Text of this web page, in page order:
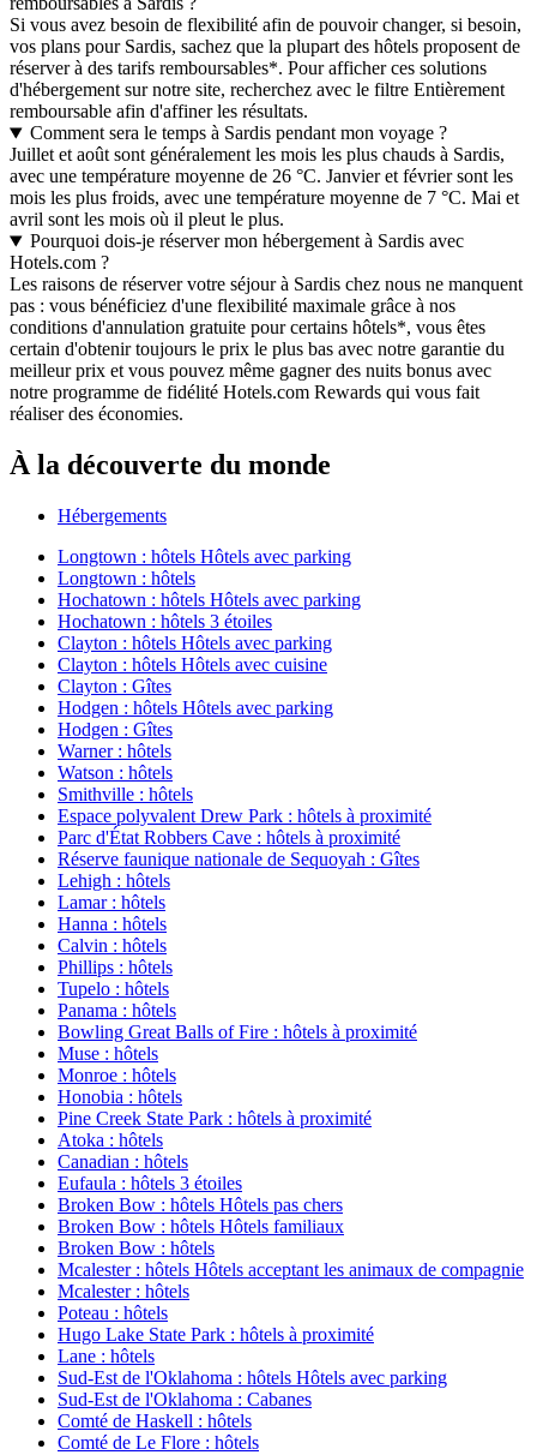
Si vous avez besoin de flexibilité afin de pouvoir changer, si besoin,
vos plans pour Sardis, sachez que la plupart des hôtels proposent de
réserver à des tarifs remboursables*. Pour afficher ces solutions
d'hébergement sur notre site, recherchez avec le filtre Entièrement
remboursable afin d'affiner les résultats.
Comment sera le temps à Sardis pendant mon voyage ?
Juillet et août sont généralement les mois les plus chauds à Sardis,
avec une température moyenne de 26 °C. Janvier et février sont les
mois les plus froids, avec une température moyenne de 7 °C. Mai et
avril sont les mois où il pleut le plus.
Pourquoi dois-je réserver mon hébergement à Sardis avec
Hotels.com ?
Les raisons de réserver votre séjour à Sardis chez nous ne manquent
pas : vous bénéficiez d'une flexibilité maximale grâce à nos
conditions d'annulation gratuite pour certains hôtels*, vous êtes
certain d'obtenir toujours le prix le plus bas avec notre garantie du
meilleur prix et vous pouvez même gagner des nuits bonus avec
notre programme de fidélité Hotels.com Rewards qui vous fait
réaliser des économies.
À la découverte du monde
Hébergements
Longtown : hôtels Hôtels avec parking
Longtown : hôtels
Hochatown : hôtels Hôtels avec parking
Hochatown : hôtels 3 étoiles
Clayton : hôtels Hôtels avec parking
Clayton : hôtels Hôtels avec cuisine
Clayton : Gîtes
Hodgen : hôtels Hôtels avec parking
Hodgen : Gîtes
Warner : hôtels
Watson : hôtels
Smithville : hôtels
Espace polyvalent Drew Park : hôtels à proximité
Parc d'État Robbers Cave : hôtels à proximité
Réserve faunique nationale de Sequoyah : Gîtes
Lehigh : hôtels
Lamar : hôtels
Hanna : hôtels
Calvin : hôtels
Phillips : hôtels
Tupelo : hôtels
Panama : hôtels
Bowling Great Balls of Fire : hôtels à proximité
Muse : hôtels
Monroe : hôtels
Honobia : hôtels
Pine Creek State Park : hôtels à proximité
Atoka : hôtels
Canadian : hôtels
Eufaula : hôtels 3 étoiles
Broken Bow : hôtels Hôtels pas chers
Broken Bow : hôtels Hôtels familiaux
Broken Bow : hôtels
Mcalester : hôtels Hôtels acceptant les animaux de compagnie
Mcalester : hôtels
Poteau : hôtels
Hugo Lake State Park : hôtels à proximité
Lane : hôtels
Sud-Est de l'Oklahoma : hôtels Hôtels avec parking
Sud-Est de l'Oklahoma : Cabanes
Comté de Haskell : hôtels
Comté de Le Flore : hôtels